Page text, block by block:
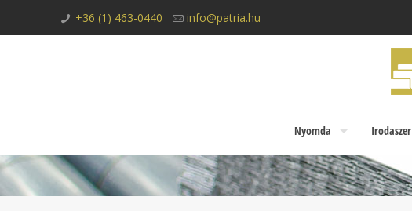
+36 (1) 463-0440 info@patria.hu
Nyomda Irodaszer